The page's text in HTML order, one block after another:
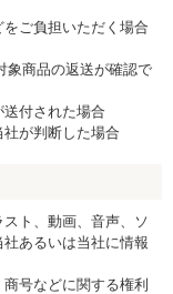
ご負担いただく場合
象商品の返送が確認で
送付された場合
社が判断した場合
ト、動画、音声、ソ
あるいは当社に情報
号などに関する権利